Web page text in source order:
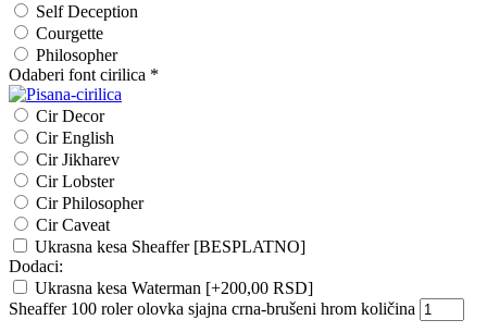
Self Deception
Courgette
Philosopher
Odaberi font cirilica *
Cir Decor
Cir English
Cir Jikharev
Cir Lobster
Cir Philosopher
Cir Caveat
Ukrasna kesa Sheaffer [BESPLATNO]
Dodaci:
Ukrasna kesa Waterman [+200,00 RSD]
Sheaffer 100 roler olovka sjajna crna-brušeni hrom količina